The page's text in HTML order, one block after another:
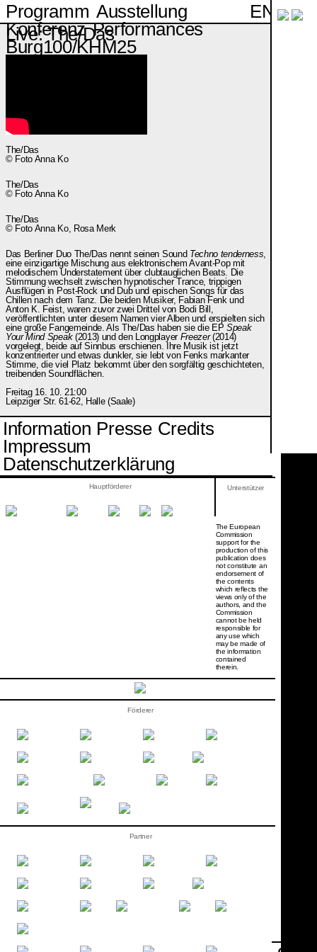
EN
Programm Ausstellung
Konferenz Performances
Burg100/KHM25
Live: The/Das
The/Das
© Foto Anna Ko
The/Das
© Foto Anna Ko
The/Das
© Foto Anna Ko, Rosa Merk
Das Berliner Duo The/Das nennt seinen Sound Techno tenderness
eine einzigartige Mischung aus elektronischem Avant-Pop mit
melodischem Understatement über clubtauglichen Beats. Die
Stimmung wechselt zwischen hypnotischer Trance, trippigen
Ausflügen in Post-Rock und Dub und epischen Songs für das
Chillen nach dem Tanz. Die beiden Musiker, Fabian Fenk und
Anton K. Feist, waren zuvor zwei Drittel von Bodi Bill,
veröffentlichten unter diesem Namen vier Alben und erspielten sich
eine große Fangemeinde. Als The/Das haben sie die EPSpeak
Your Mind Speak(2013) und den Longplayer Freezer(2014)
vorgelegt, beide auf Sinnbus erschienen. Ihre Musik ist jetzt
konzentrierter und etwas dunkler, sie lebt von Fenks markanter
Stimme, die viel Platz bekommt über den sorgfältig geschichteten,
treibenden Soundflächen.
Freitag 16. 10. 21:00
Leipziger Str. 61-62, Halle (Saale)
Information Presse Credits
Impressum
Datenschutzerklärung
Hauptförderer
The European
Commission
support for the
production of this
publication does
not constitute an
endorsement of
the contents
which reflects the
views only of the
authors, and the
Commission
cannot be held
responsi­ble for
any use which
may be made of
the information
contained
therein.
Förderer
Partner
Unterstützer